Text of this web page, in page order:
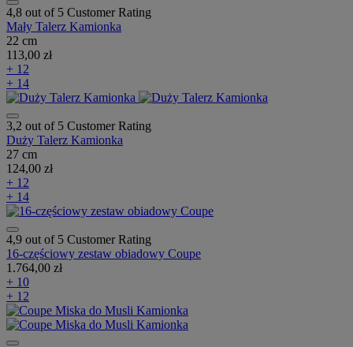
4,8 out of 5 Customer Rating
Mały Talerz Kamionka
22 cm
113,00 zł
+ 12
+ 14
3,2 out of 5 Customer Rating
Duży Talerz Kamionka
27 cm
124,00 zł
+ 12
+ 14
4,9 out of 5 Customer Rating
16-częściowy zestaw obiadowy Coupe
1.764,00 zł
+ 10
+ 12